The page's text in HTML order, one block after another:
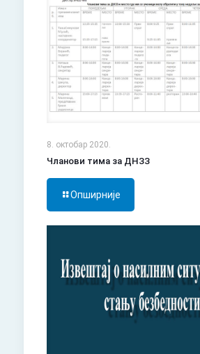
8. октобар 2020.
Чланови тима за ДНЗЗ
Опширније